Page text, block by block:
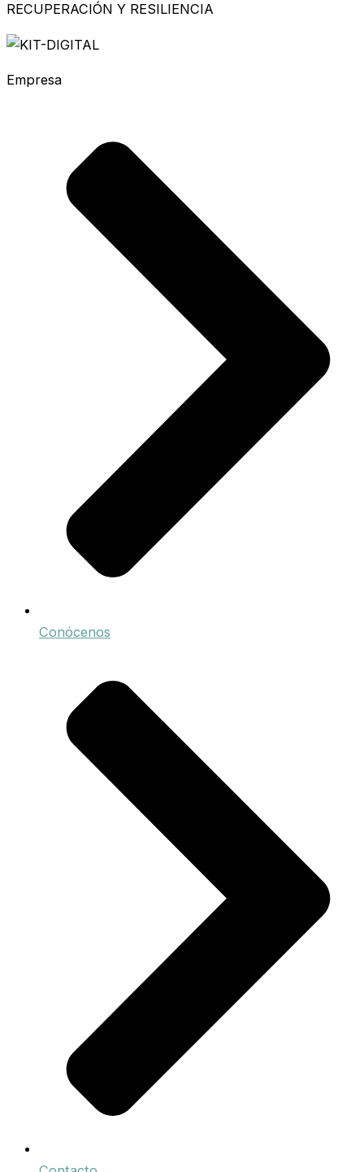
RECUPERACIÓN Y RESILIENCIA
Empresa
Conócenos